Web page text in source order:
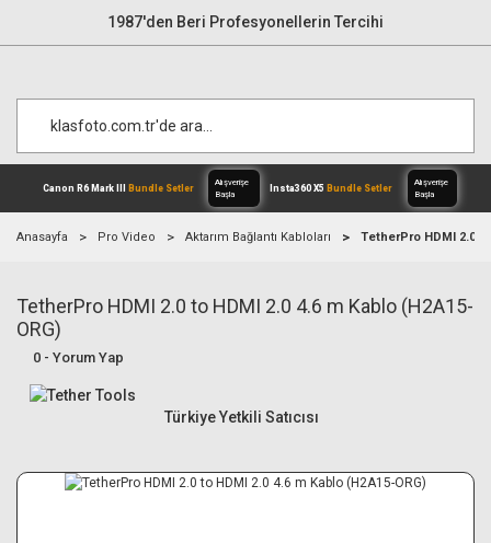
1987'den Beri Profesyonellerin Tercihi
Canon R6 Mark IIIBundle Setler
Alışverişe
Anasayfa Pro Video Aktarım Bağlantı Kabloları TetherPro HDMI 2.0
TetherPro HDMI 2.0 to HDMI 2.0 4.6 m Kablo (H2A15-
ORG)
0 - Yorum Yap
Türkiye Yetkili Satıcısı